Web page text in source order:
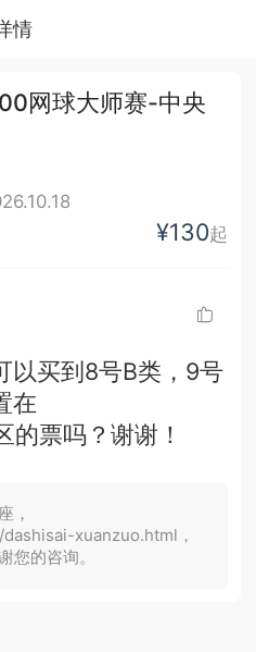
情
网球大师赛-中央
¥130起
以买到8号B类，9号
在
票吗？谢谢！
，
xuanzuo.html，
您的咨询。